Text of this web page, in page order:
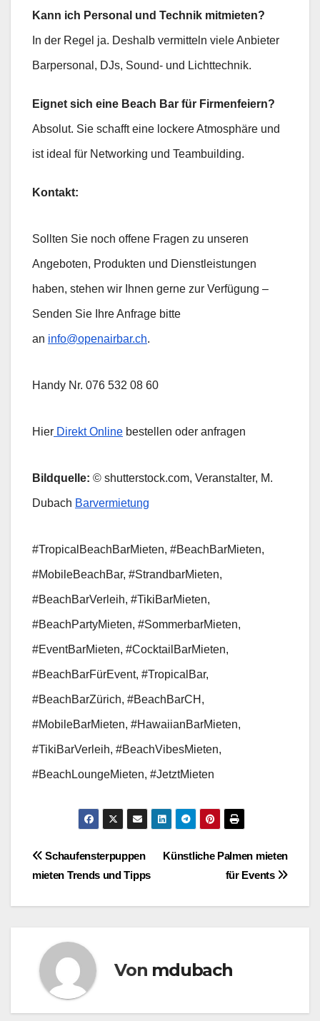
Kann ich Personal und Technik mitmieten?
In der Regel ja. Deshalb vermitteln viele Anbieter
Barpersonal, DJs, Sound- und Lichttechnik.
Eignet sich eine Beach Bar für Firmenfeiern?
Absolut. Sie schafft eine lockere Atmosphäre und
ist ideal für Networking und Teambuilding.
Kontakt:
Sollten Sie noch offene Fragen zu unseren
Angeboten, Produkten und Dienstleistungen
haben, stehen wir Ihnen gerne zur Verfügung –
Senden Sie Ihre Anfrage bitte
an info@openairbar.ch.
Handy Nr. 076 532 08 60
Hier Direkt Online bestellen oder anfragen
Bildquelle: © shutterstock.com, Veranstalter, M.
Dubach Barvermietung
#TropicalBeachBarMieten, #BeachBarMieten,
#MobileBeachBar, #StrandbarMieten,
#BeachBarVerleih, #TikiBarMieten,
#BeachPartyMieten, #SommerbarMieten,
#EventBarMieten, #CocktailBarMieten,
#BeachBarFürEvent, #TropicalBar,
#BeachBarZürich, #BeachBarCH,
#MobileBarMieten, #HawaiianBarMieten,
#TikiBarVerleih, #BeachVibesMieten,
#BeachLoungeMieten, #JetztMieten
Beitragsnavigation
Künstliche Palmen mieten
für Events
Schaufensterpuppen
mieten Trends und Tipps
Von mdubach